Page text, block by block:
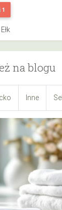
1
na blogu
Inne